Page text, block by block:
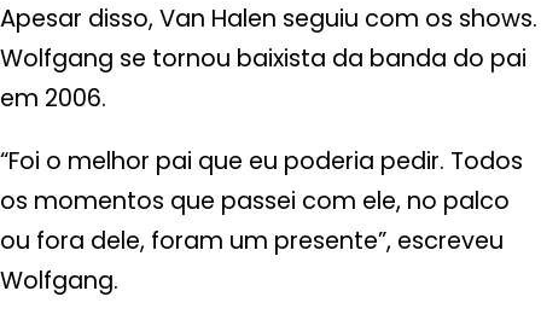
Apesar disso, Van Halen seguiu com os shows.
Wolfgang se tornou baixista da banda do pai
em 2006.
“Foi o melhor pai que eu poderia pedir. Todos
os momentos que passei com ele, no palco
ou fora dele, foram um presente”, escreveu
Wolfgang.